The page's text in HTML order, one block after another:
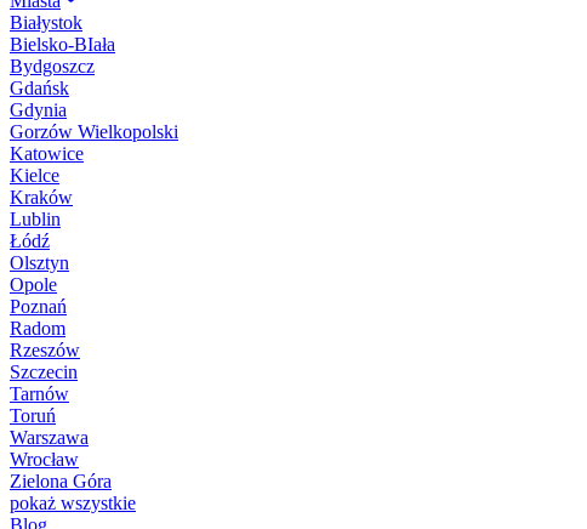
Białystok
Bielsko-BIała
Bydgoszcz
Gdańsk
Gdynia
Gorzów Wielkopolski
Katowice
Kielce
Kraków
Lublin
Łódź
Olsztyn
Opole
Poznań
Radom
Rzeszów
Szczecin
Tarnów
Toruń
Warszawa
Wrocław
Zielona Góra
pokaż wszystkie
Blog